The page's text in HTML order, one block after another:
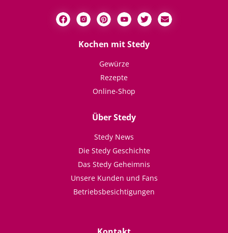
Kochen mit Stedy
Gewürze
Rezepte
Online-Shop
Über Stedy
Stedy News
Die Stedy Geschichte
Das Stedy Geheimnis
Unsere Kunden und Fans
Betriebsbesichtigungen